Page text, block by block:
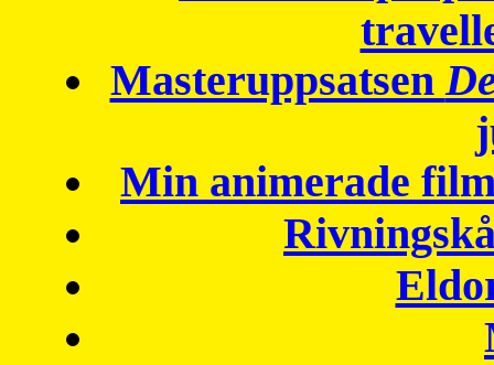
Masteruppsatsen
Min animerade